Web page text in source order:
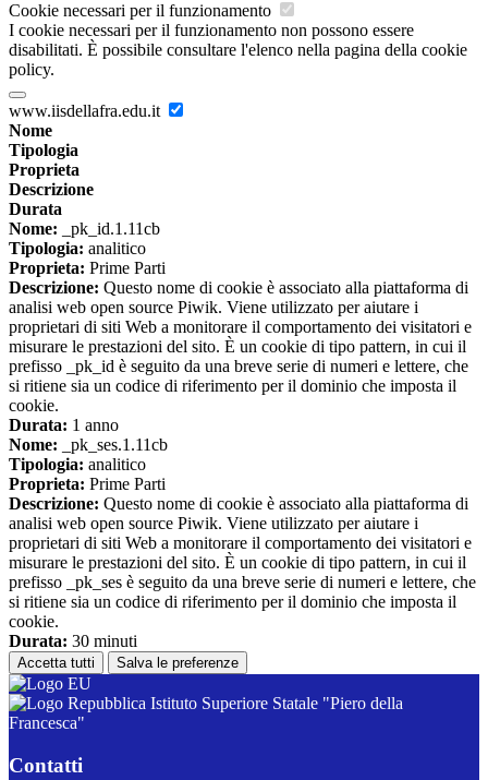
Cookie necessari per il funzionamento
I cookie necessari per il funzionamento non possono essere
disabilitati. È possibile consultare l'elenco nella pagina della cookie
policy.
www.iisdellafra.edu.it
Nome
Tipologia
Proprieta
Descrizione
Durata
Nome: _pk_id.1.11cb
Tipologia: analitico
Proprieta: Prime Parti
Descrizione: Questo nome di cookie è associato alla piattaforma di
analisi web open source Piwik. Viene utilizzato per aiutare i
proprietari di siti Web a monitorare il comportamento dei visitatori e
misurare le prestazioni del sito. È un cookie di tipo pattern, in cui il
prefisso _pk_id è seguito da una breve serie di numeri e lettere, che
si ritiene sia un codice di riferimento per il dominio che imposta il
cookie.
Durata: 1 anno
Nome: _pk_ses.1.11cb
Tipologia: analitico
Proprieta: Prime Parti
Descrizione: Questo nome di cookie è associato alla piattaforma di
analisi web open source Piwik. Viene utilizzato per aiutare i
proprietari di siti Web a monitorare il comportamento dei visitatori e
misurare le prestazioni del sito. È un cookie di tipo pattern, in cui il
prefisso _pk_ses è seguito da una breve serie di numeri e lettere, che
si ritiene sia un codice di riferimento per il dominio che imposta il
cookie.
Durata: 30 minuti
Accetta tutti Salva le preferenze
Istituto Superiore Statale "Piero della
Francesca"
Contatti